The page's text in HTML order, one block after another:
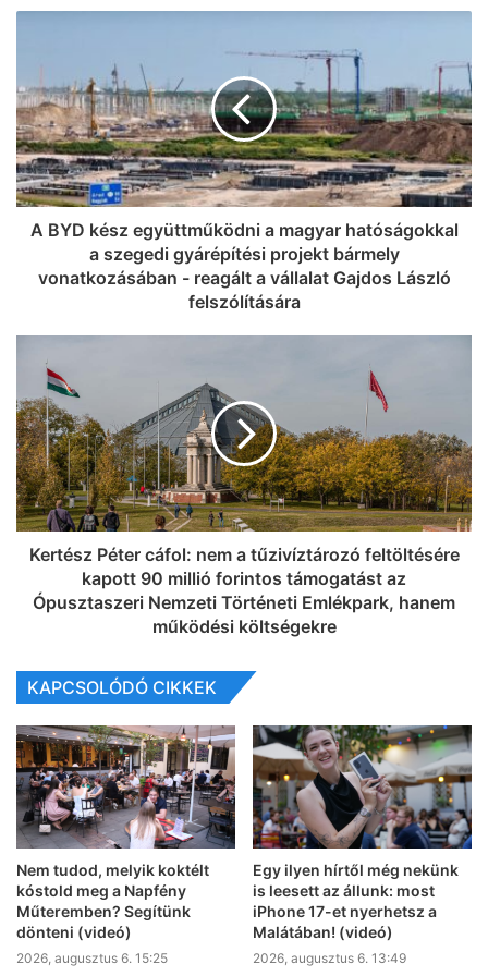
csomagtartóját menő Linartech-
Szeged365-ön, készülj Szeged!
A BYD kész együttműködni a magyar hatóságokkal
a szegedi gyárépítési projekt bármely
vonatkozásában - reagált a vállalat Gajdos László
felszólítására
Kertész Péter cáfol: nem a tűzivíztározó feltöltésére
kapott 90 millió forintos támogatást az
Ópusztaszeri Nemzeti Történeti Emlékpark, hanem
működési költségekre
KAPCSOLÓDÓ CIKKEK
Nem tudod, melyik koktélt
kóstold meg a Napfény
Műteremben? Segítünk
dönteni (videó)
2026, augusztus 6. 15:25
Egy ilyen hírtől még nekünk
is leesett az állunk: most
iPhone 17-et nyerhetsz a
Malátában! (videó)
2026, augusztus 6. 13:49